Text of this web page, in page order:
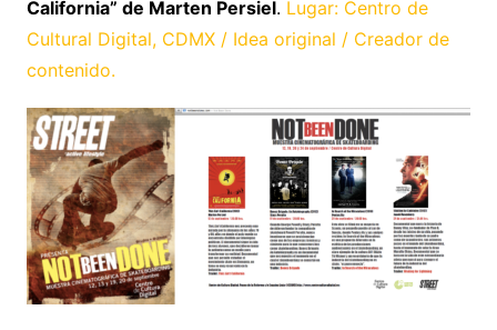
California” de Marten Persiel. Lugar: Centro de
Cultural Digital, CDMX / Idea original / Creador de
contenido.